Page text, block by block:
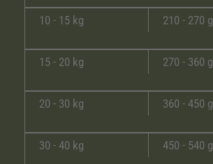
10 - 15 kg 210 - 270 g
15 - 20 kg 270 - 360 g
20 - 30 kg 360 - 450 g
30 - 40 kg 450 - 540 g